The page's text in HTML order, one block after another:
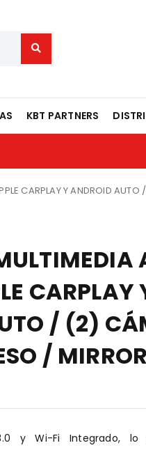
KBT PARTNERS
CARPLAY Y ANDROID
CARPLAY
/ (2)
/
y Wi-Fi Integrado, lo